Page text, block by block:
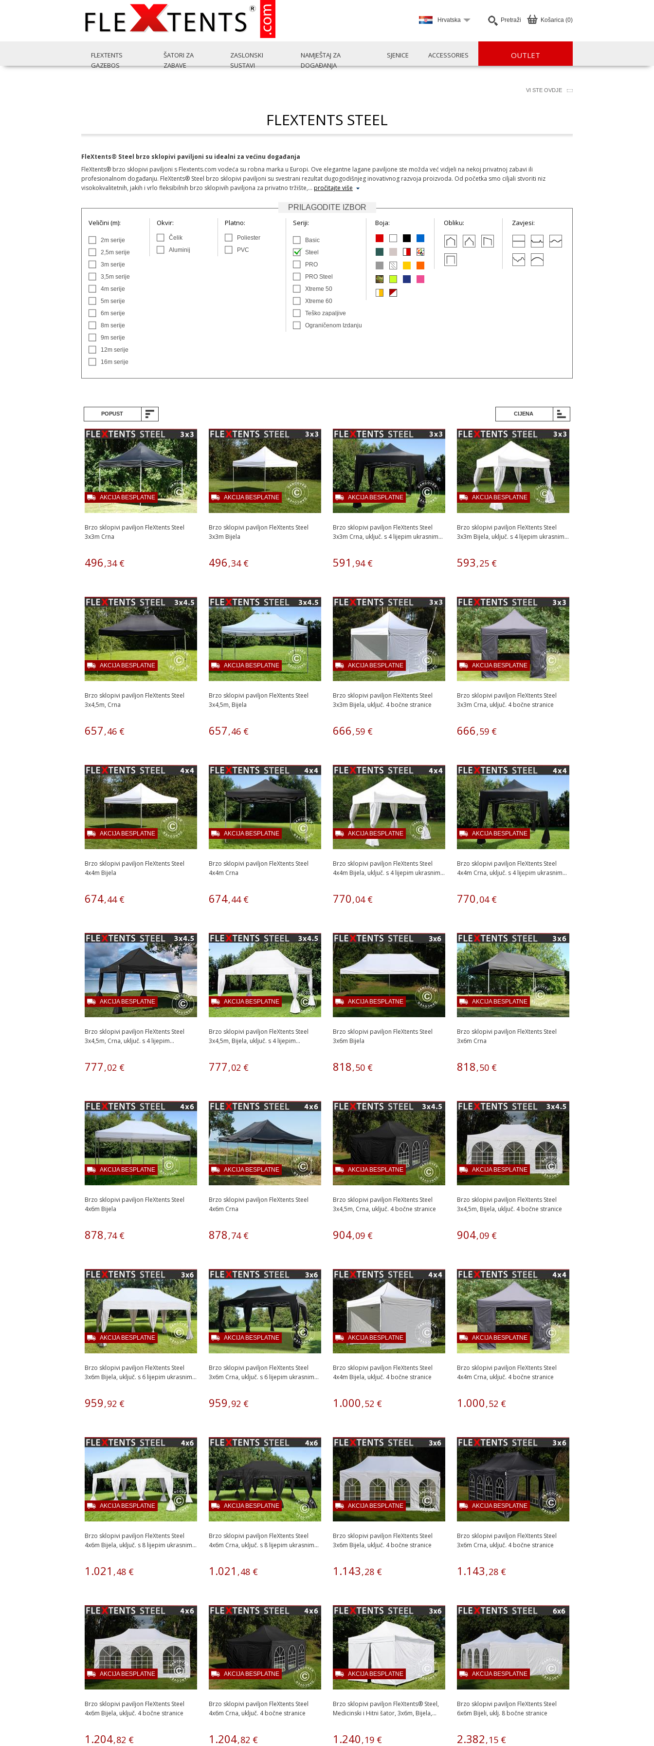
Košarica (0)
Pretraži
Hrvatska
FLEXTENTS
GAZEBOS
ŠATORI ZA
ZABAVE
ZASLONSKI
SUSTAVI
NAMJEŠTAJ ZA
DOGAĐANJA
SJENICE ACCESSORIES OUTLET
VI STE OVDJE
FLEXTENTS STEEL
FleXtents® Steel brzo sklopivi paviljoni su idealni za većinu događanja
FleXtents® brzo sklopivi paviljoni s Flextents.com vodeća su robna marka u Europi. Ove elegantne lagane paviljone ste možda već vidjeli na nekoj privatnoj zabavi ili
profesionalnom događanju. FleXtents® Steel brzo sklopivi paviljoni su svestrani rezultat dugogodišnjeg inovativnog razvoja proizvoda. Od početka smo ciljali stvoriti niz
visokokvalitetnih, jakih i vrlo fleksibilnih brzo sklopivih paviljona za privatno tržište,… pročitajte više
PRILAGODITE IZBOR
Veličini (m):
2m serije
2,5m serije
3m serije
3,5m serije
4m serije
5m serije
6m serije
8m serije
9m serije
12m serije
16m serije
Okvir:
Čelik
Aluminij
Platno:
Poliester
PVC
Seriji:
Basic
Steel
PRO
PRO Steel
Xtreme 50
Xtreme 60
Teško zapaljive
Ograničenom Izdanju
Boja: Obliku: Zavjesi:
POPUST CIJENA
Brzo sklopivi paviljon FleXtents Steel
3x3m Crna
496,34€
AKCIJA BESPLATNE
Brzo sklopivi paviljon FleXtents Steel
3x3m Bijela
496,34€
AKCIJA BESPLATNE
Brzo sklopivi paviljon FleXtents Steel
3x3m Crna, uključ. s 4 lijepim ukrasnim...
591 ,94€
AKCIJA BESPLATNE
Brzo sklopivi paviljon FleXtents Steel
3x3m Bijela, uključ. s 4 lijepim ukrasnim...
593,25 €
AKCIJA BESPLATNE
Brzo sklopivi paviljon FleXtents Steel
3x4,5m, Crna
657,46 €
AKCIJA BESPLATNE
Brzo sklopivi paviljon FleXtents Steel
3x4,5m, Bijela
657,46 €
AKCIJA BESPLATNE
Brzo sklopivi paviljon FleXtents Steel
3x3m Bijela, uključ. 4 bočne stranice
666,59 €
AKCIJA BESPLATNE
Brzo sklopivi paviljon FleXtents Steel
3x3m Crna, uključ. 4 bočne stranice
666,59 €
AKCIJA BESPLATNE
Brzo sklopivi paviljon FleXtents Steel
4x4m Bijela
674,44€
AKCIJA BESPLATNE
Brzo sklopivi paviljon FleXtents Steel
4x4m Crna
674,44€
AKCIJA BESPLATNE
Brzo sklopivi paviljon FleXtents Steel
4x4m Bijela, uključ. s 4 lijepim ukrasnim...
770,04€
AKCIJA BESPLATNE
Brzo sklopivi paviljon FleXtents Steel
4x4m Crna, uključ. s 4 lijepim ukrasnim...
770,04€
AKCIJA BESPLATNE
Brzo sklopivi paviljon FleXtents Steel
3x4,5m, Crna, uključ. s 4 lijepim...
777,02 €
AKCIJA BESPLATNE
Brzo sklopivi paviljon FleXtents Steel
3x4,5m, Bijela, uključ. s 4 lijepim...
777,02 €
AKCIJA BESPLATNE
Brzo sklopivi paviljon FleXtents Steel
3x6m Bijela
818,50 €
AKCIJA BESPLATNE
Brzo sklopivi paviljon FleXtents Steel
3x6m Crna
818,50 €
AKCIJA BESPLATNE
Brzo sklopivi paviljon FleXtents Steel
4x6m Bijela
878,74€
AKCIJA BESPLATNE
Brzo sklopivi paviljon FleXtents Steel
4x6m Crna
878,74€
AKCIJA BESPLATNE
Brzo sklopivi paviljon FleXtents Steel
3x4,5m, Crna, uključ. 4 bočne stranice
904,09 €
AKCIJA BESPLATNE
Brzo sklopivi paviljon FleXtents Steel
3x4,5m, Bijela, uključ. 4 bočne stranice
904,09 €
AKCIJA BESPLATNE
Brzo sklopivi paviljon FleXtents Steel
3x6m Bijela, uključ. s 6 lijepim ukrasnim...
959,92 €
AKCIJA BESPLATNE
Brzo sklopivi paviljon FleXtents Steel
3x6m Crna, uključ. s 6 lijepim ukrasnim...
959,92 €
AKCIJA BESPLATNE
Brzo sklopivi paviljon FleXtents Steel
4x4m Bijela, uključ. 4 bočne stranice
1 .000,52 €
AKCIJA BESPLATNE
Brzo sklopivi paviljon FleXtents Steel
4x4m Crna, uključ. 4 bočne stranice
1 .000,52 €
AKCIJA BESPLATNE
Brzo sklopivi paviljon FleXtents Steel
4x6m Bijela, uključ. s 8 lijepim ukrasnim...
1 .021 ,48 €
AKCIJA BESPLATNE
Brzo sklopivi paviljon FleXtents Steel
4x6m Crna, uključ. s 8 lijepim ukrasnim...
1 .021 ,48 €
AKCIJA BESPLATNE
Brzo sklopivi paviljon FleXtents Steel
3x6m Bijela, uključ. 4 bočne stranice
1 .143,28 €
AKCIJA BESPLATNE
Brzo sklopivi paviljon FleXtents Steel
3x6m Crna, uključ. 4 bočne stranice
1 .143,28 €
AKCIJA BESPLATNE
Brzo sklopivi paviljon FleXtents Steel
4x6m Bijela, uključ. 4 bočne stranice
1 .204,82 €
AKCIJA BESPLATNE
Brzo sklopivi paviljon FleXtents Steel
4x6m Crna, uključ. 4 bočne stranice
1 .204,82 €
AKCIJA BESPLATNE
Brzo sklopivi paviljon FleXtents® Steel,
Medicinski i Hitni šator, 3x6m, Bijela,...
1 .240,19 €
AKCIJA BESPLATNE
Brzo sklopivi paviljon FleXtents Steel
6x6m Bijeli, uklj. 8 bočne stranice
2.382,15 €
AKCIJA BESPLATNE